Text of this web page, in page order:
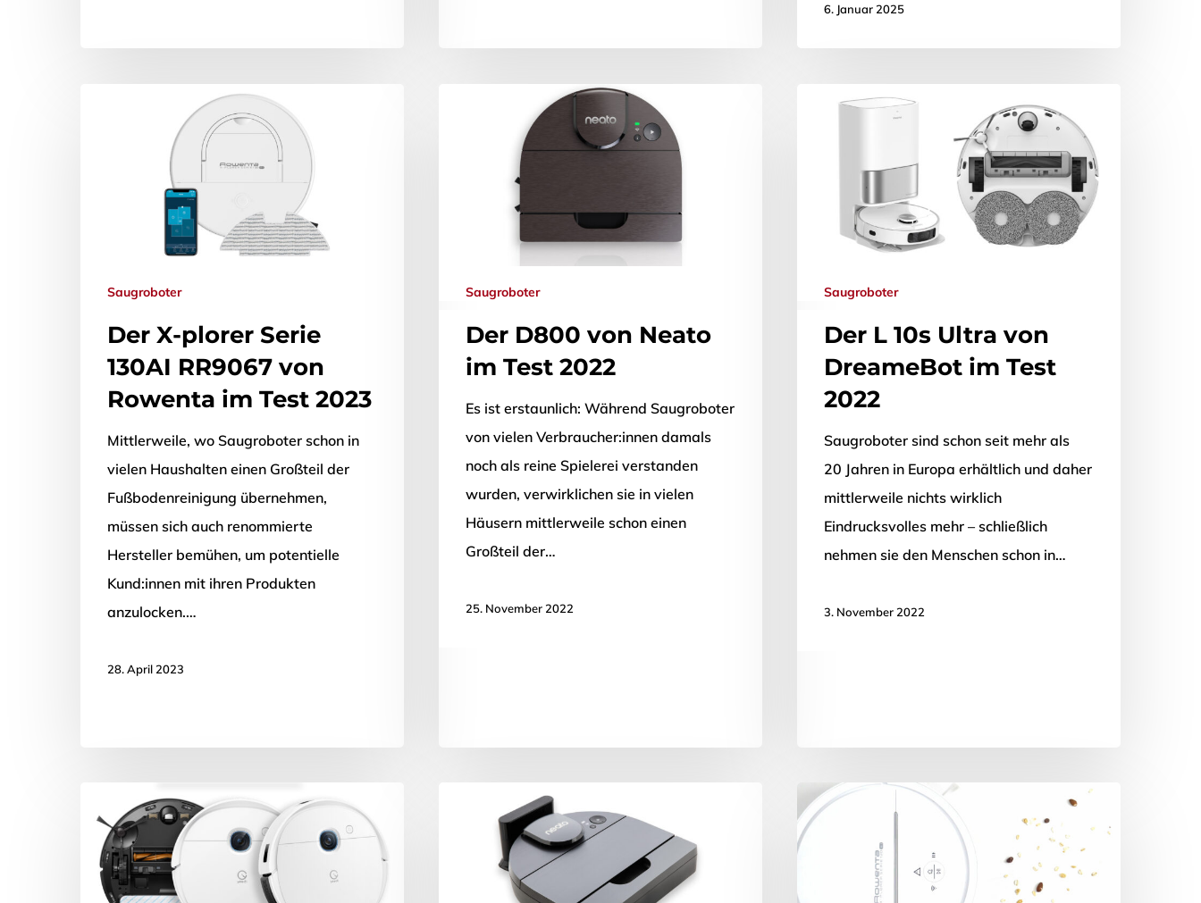
6. Januar 2025
Saugroboter
Der X-plorer Serie
130AI RR9067 von
Rowenta im Test 2023
Mittlerweile, wo Saugroboter schon in
vielen Haushalten einen Großteil der
Fußbodenreinigung übernehmen,
müssen sich auch renommierte
Hersteller bemühen, um potentielle
Kund:innen mit ihren Produkten
anzulocken.…
28. April 2023
Saugroboter
Der D800 von Neato
im Test 2022
Es ist erstaunlich: Während Saugroboter
von vielen Verbraucher:innen damals
noch als reine Spielerei verstanden
wurden, verwirklichen sie in vielen
Häusern mittlerweile schon einen
Großteil der…
25. November 2022
Saugroboter
Der L 10s Ultra von
DreameBot im Test
2022
Saugroboter sind schon seit mehr als
20 Jahren in Europa erhältlich und daher
mittlerweile nichts wirklich
Eindrucksvolles mehr – schließlich
nehmen sie den Menschen schon in…
3. November 2022